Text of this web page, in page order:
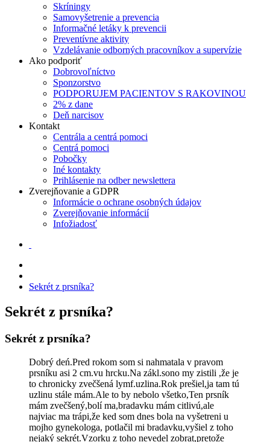
Skríningy
Samovyšetrenie a prevencia
Informačné letáky k prevencii
Preventívne aktivity
Vzdelávanie odborných pracovníkov a supervízie
Ako podporiť
Dobrovoľníctvo
Sponzorstvo
PODPORUJEM PACIENTOV S RAKOVINOU
2% z dane
Deň narcisov
Kontakt
Centrála a centrá pomoci
Centrá pomoci
Pobočky
Iné kontakty
Prihlásenie na odber newslettera
Zverejňovanie a GDPR
Informácie o ochrane osobných údajov
Zverejňovanie informácií
Infožiadosť
Sekrét z prsníka?
Sekrét z prsníka?
Sekrét z prsníka?
Dobrý deń.Pred rokom som si nahmatala v pravom
prsníku asi 2 cm.vu hrcku.Na zákl.sono my zistili ,že je
to chronicky zvečšená lymf.uzlina.Rok prešiel,ja tam tú
uzlinu stále mám.Ale to by nebolo všetko,Ten prsník
mám zvečšený,bolí ma,bradavku mám citlivú,ale
najviac ma trápi,že ked som dnes bola na vyšetreni u
mojho gynekologa, potlačil mi bradavku,vyšiel z toho
nejaký sekrét.Vzorku z toho nevedel zobrat,pretože